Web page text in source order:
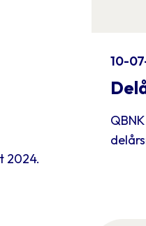
2024.
10-